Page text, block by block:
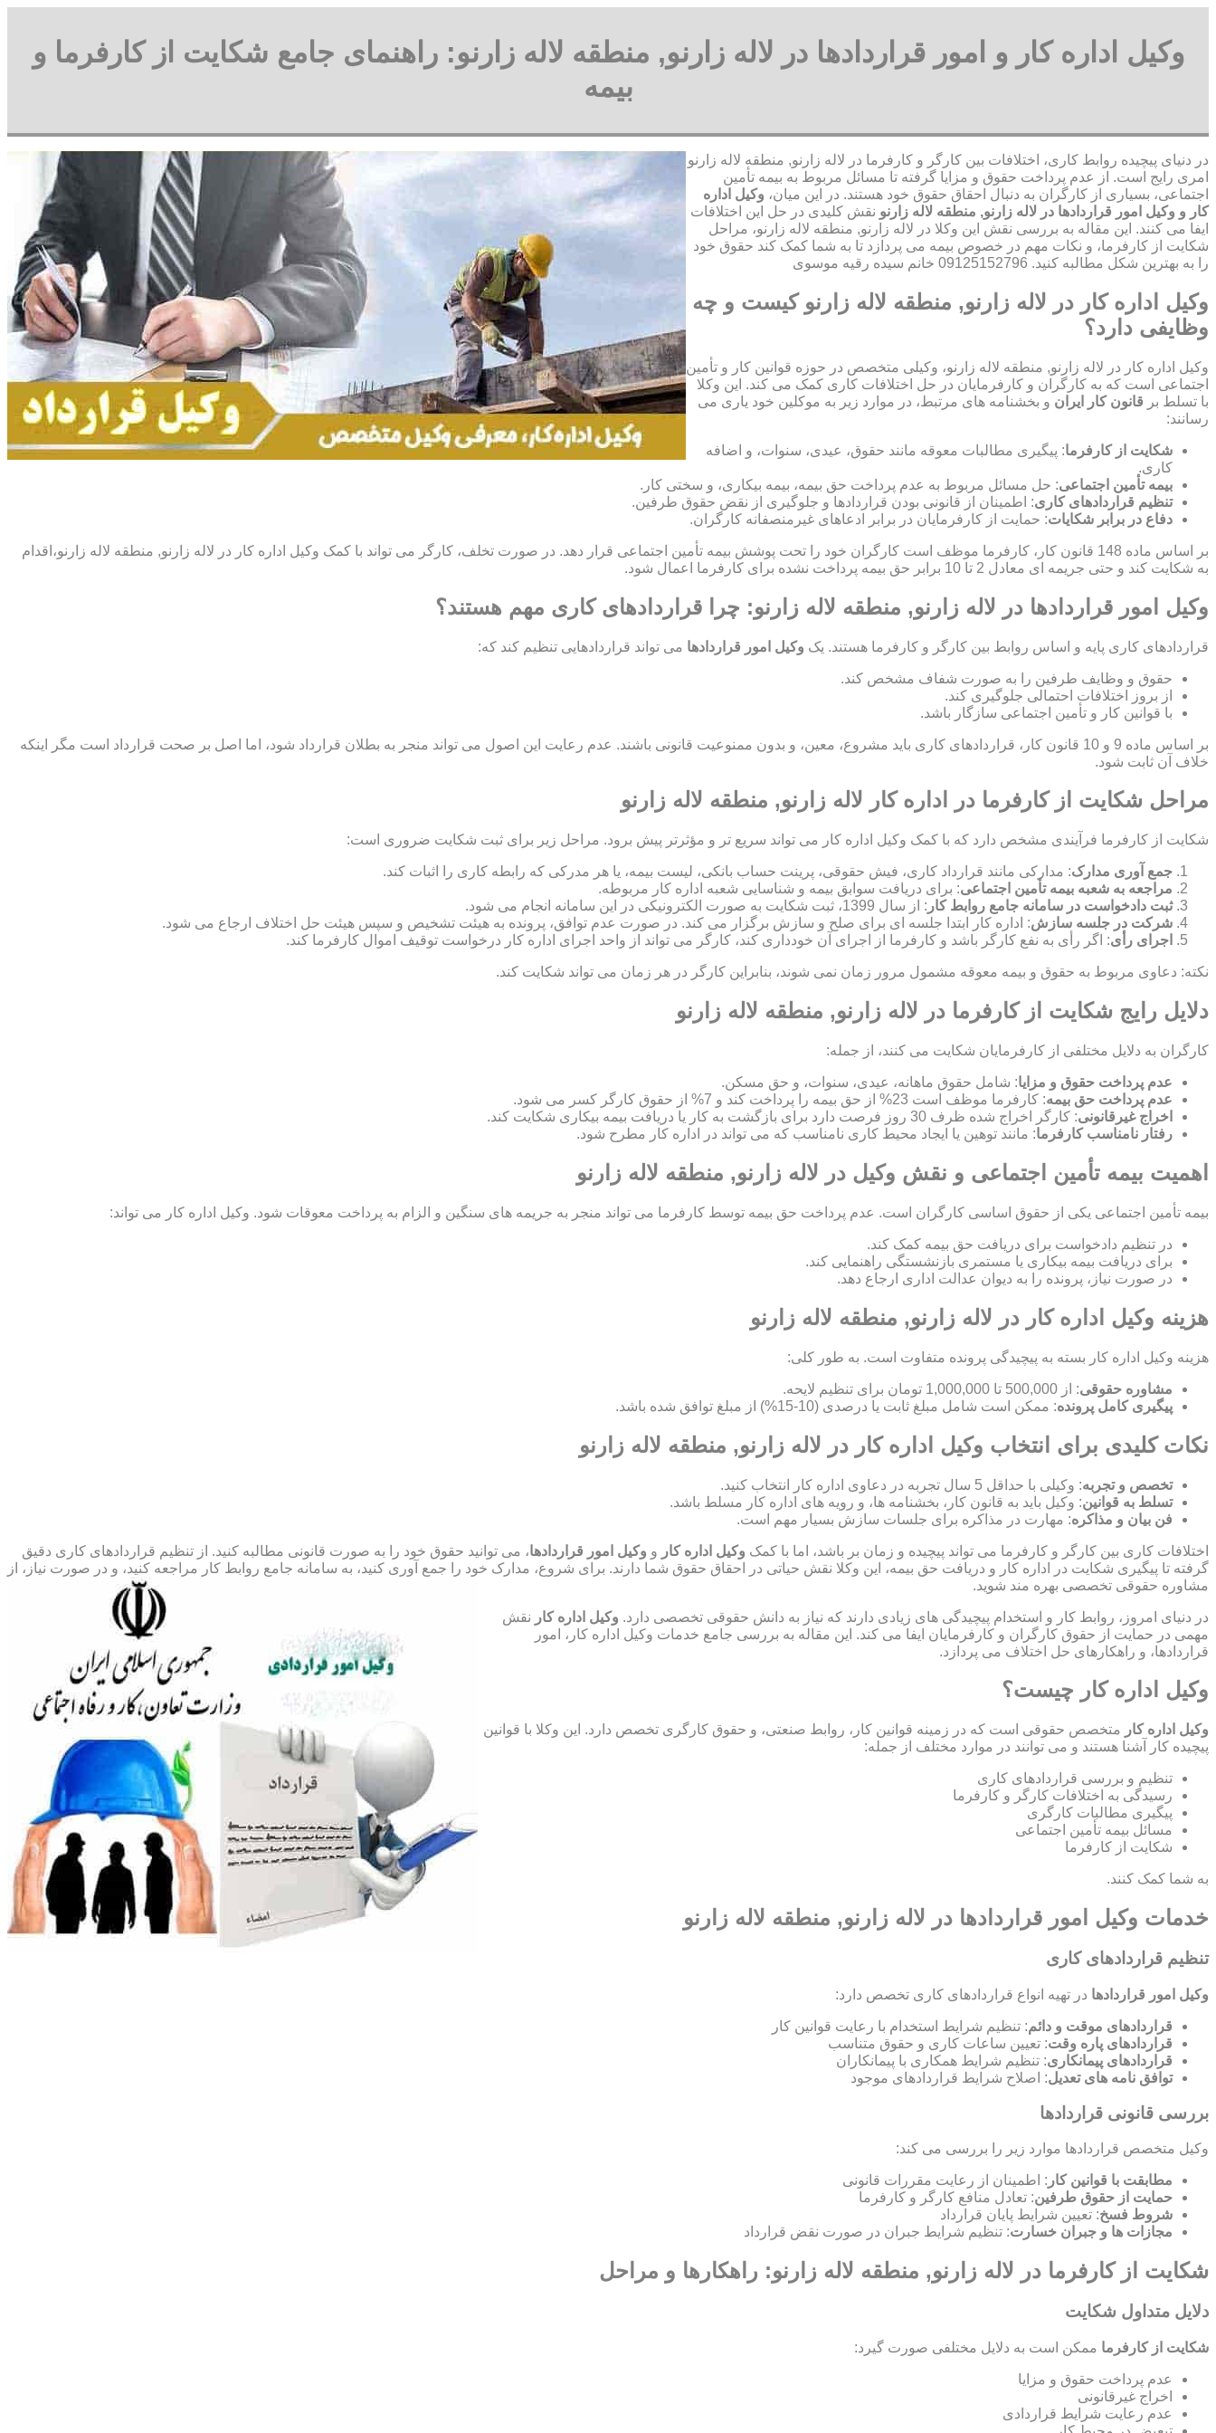
وکیل اداره کار و امور قراردادها در لاله زارنو, منطقه لاله زارنو: راهنمای جامع شکایت از کارفرما و
بیمه
در دنیای پیچیده روابط کاری، اختلافات بین کارگر و کارفرما در لاله زارنو, منطقه لاله زارنو
امری رایج است. از عدم پرداخت حقوق و مزایا گرفته تا مسائل مربوط به بیمه تأمین
اجتماعی، بسیاری از کارگران به دنبال احقاق حقوق خود هستند. در این میان، وکیل اداره
کار و وکیل امور قراردادها در لاله زارنو, منطقه لاله زارنو نقش کلیدی در حل این اختلافات
ایفا می کنند. این مقاله به بررسی نقش این وکلا در لاله زارنو, منطقه لاله زارنو، مراحل
شکایت از کارفرما، و نکات مهم در خصوص بیمه می پردازد تا به شما کمک کند حقوق خود
را به بهترین شکل مطالبه کنید. 09125152796 خانم سیده رقیه موسوی
وکیل اداره کار در لاله زارنو, منطقه لاله زارنو کیست و چه
وظایفی دارد؟
وکیل اداره کار در لاله زارنو, منطقه لاله زارنو، وکیلی متخصص در حوزه قوانین کار و تأمین
اجتماعی است که به کارگران و کارفرمایان در حل اختلافات کاری کمک می کند. این وکلا
با تسلط بر قانون کار ایران و بخشنامه های مرتبط، در موارد زیر به موکلین خود یاری می
رسانند:
شکایت از کارفرما: پیگیری مطالبات معوقه مانند حقوق، عیدی، سنوات، و اضافه
کاری.
بیمه تأمین اجتماعی: حل مسائل مربوط به عدم پرداخت حق بیمه، بیمه بیکاری، و سختی کار.
تنظیم قراردادهای کاری: اطمینان از قانونی بودن قراردادها و جلوگیری از نقض حقوق طرفین.
دفاع در برابر شکایات: حمایت از کارفرمایان در برابر ادعاهای غیرمنصفانه کارگران.
بر اساس ماده 148 قانون کار، کارفرما موظف است کارگران خود را تحت پوشش بیمه تأمین اجتماعی قرار دهد. در صورت تخلف، کارگر می تواند با کمک وکیل اداره کار در لاله زارنو, منطقه لاله زارنو،اقدام
به شکایت کند و حتی جریمه ای معادل 2 تا 10 برابر حق بیمه پرداخت نشده برای کارفرما اعمال شود.
وکیل امور قراردادها در لاله زارنو, منطقه لاله زارنو: چرا قراردادهای کاری مهم هستند؟
قراردادهای کاری پایه و اساس روابط بین کارگر و کارفرما هستند. یک وکیل امور قراردادها می تواند قراردادهایی تنظیم کند که:
حقوق و وظایف طرفین را به صورت شفاف مشخص کند.
از بروز اختلافات احتمالی جلوگیری کند.
با قوانین کار و تأمین اجتماعی سازگار باشد.
بر اساس ماده 9 و 10 قانون کار، قراردادهای کاری باید مشروع، معین، و بدون ممنوعیت قانونی باشند. عدم رعایت این اصول می تواند منجر به بطلان قرارداد شود، اما اصل بر صحت قرارداد است مگر اینکه
خلاف آن ثابت شود.
مراحل شکایت از کارفرما در اداره کار لاله زارنو, منطقه لاله زارنو
شکایت از کارفرما فرآیندی مشخص دارد که با کمک وکیل اداره کار می تواند سریع تر و مؤثرتر پیش برود. مراحل زیر برای ثبت شکایت ضروری است:
جمع آوری مدارک: مدارکی مانند قرارداد کاری، فیش حقوقی، پرینت حساب بانکی، لیست بیمه، یا هر مدرکی که رابطه کاری را اثبات کند.
مراجعه به شعبه بیمه تأمین اجتماعی: برای دریافت سوابق بیمه و شناسایی شعبه اداره کار مربوطه.
ثبت دادخواست در سامانه جامع روابط کار : از سال 1399، ثبت شکایت به صورت الکترونیکی در این سامانه انجام می شود.
شرکت در جلسه سازش: اداره کار ابتدا جلسه ای برای صلح و سازش برگزار می کند. در صورت عدم توافق، پرونده به هیئت تشخیص و سپس هیئت حل اختلاف ارجاع می شود.
اجرای رأی: اگر رأی به نفع کارگر باشد و کارفرما از اجرای آن خودداری کند، کارگر می تواند از واحد اجرای اداره کار درخواست توقیف اموال کارفرما کند.
نکته: دعاوی مربوط به حقوق و بیمه معوقه مشمول مرور زمان نمی شوند، بنابراین کارگر در هر زمان می تواند شکایت کند.
دلایل رایج شکایت از کارفرما در لاله زارنو, منطقه لاله زارنو
کارگران به دلایل مختلفی از کارفرمایان شکایت می کنند، از جمله:
عدم پرداخت حقوق و مزایا: شامل حقوق ماهانه، عیدی، سنوات، و حق مسکن.
عدم پرداخت حق بیمه: کارفرما موظف است 23% از حق بیمه را پرداخت کند و 7% از حقوق کارگر کسر می شود.
اخراج غیرقانونی: کارگر اخراج شده ظرف 30 روز فرصت دارد برای بازگشت به کار یا دریافت بیمه بیکاری شکایت کند.
رفتار نامناسب کارفرما: مانند توهین یا ایجاد محیط کاری نامناسب که می تواند در اداره کار مطرح شود.
اهمیت بیمه تأمین اجتماعی و نقش وکیل در لاله زارنو, منطقه لاله زارنو
بیمه تأمین اجتماعی یکی از حقوق اساسی کارگران است. عدم پرداخت حق بیمه توسط کارفرما می تواند منجر به جریمه های سنگین و الزام به پرداخت معوقات شود. وکیل اداره کار می تواند:
در تنظیم دادخواست برای دریافت حق بیمه کمک کند.
برای دریافت بیمه بیکاری یا مستمری بازنشستگی راهنمایی کند.
در صورت نیاز، پرونده را به دیوان عدالت اداری ارجاع دهد.
هزینه وکیل اداره کار در لاله زارنو, منطقه لاله زارنو
هزینه وکیل اداره کار بسته به پیچیدگی پرونده متفاوت است. به طور کلی:
مشاوره حقوقی: از 500,000 تا 1,000,000 تومان برای تنظیم لایحه.
پیگیری کامل پرونده: ممکن است شامل مبلغ ثابت یا درصدی (10-15%) از مبلغ توافق شده باشد.
نکات کلیدی برای انتخاب وکیل اداره کار در لاله زارنو, منطقه لاله زارنو
تخصص و تجربه: وکیلی با حداقل 5 سال تجربه در دعاوی اداره کار انتخاب کنید.
تسلط به قوانین: وکیل باید به قانون کار، بخشنامه ها، و رویه های اداره کار مسلط باشد.
فن بیان و مذاکره: مهارت در مذاکره برای جلسات سازش بسیار مهم است.
اختلافات کاری بین کارگر و کارفرما می تواند پیچیده و زمان بر باشد، اما با کمک وکیل اداره کار و وکیل امور قراردادها، می توانید حقوق خود را به صورت قانونی مطالبه کنید. از تنظیم قراردادهای کاری دقیق
گرفته تا پیگیری شکایت در اداره کار و دریافت حق بیمه، این وکلا نقش حیاتی در احقاق حقوق شما دارند. برای شروع، مدارک خود را جمع آوری کنید، به سامانه جامع روابط کار مراجعه کنید، و در صورت نیاز، از
مشاوره حقوقی تخصصی بهره مند شوید.
در دنیای امروز، روابط کار و استخدام پیچیدگی های زیادی دارند که نیاز به دانش حقوقی تخصصی دارد. وکیل اداره کار نقش
مهمی در حمایت از حقوق کارگران و کارفرمایان ایفا می کند. این مقاله به بررسی جامع خدمات وکیل اداره کار، امور
قراردادها، و راهکارهای حل اختلاف می پردازد.
وکیل اداره کار چیست؟
وکیل اداره کار متخصص حقوقی است که در زمینه قوانین کار، روابط صنعتی، و حقوق کارگری تخصص دارد. این وکلا با قوانین
پیچیده کار آشنا هستند و می توانند در موارد مختلف از جمله:
تنظیم و بررسی قراردادهای کاری
رسیدگی به اختلافات کارگر و کارفرما
پیگیری مطالبات کارگری
مسائل بیمه تأمین اجتماعی
شکایت از کارفرما
به شما کمک کنند.
خدمات وکیل امور قراردادها در لاله زارنو, منطقه لاله زارنو
تنظیم قراردادهای کاری
وکیل امور قراردادها در تهیه انواع قراردادهای کاری تخصص دارد:
قراردادهای موقت و دائم: تنظیم شرایط استخدام با رعایت قوانین کار
قراردادهای پاره وقت: تعیین ساعات کاری و حقوق متناسب
قراردادهای پیمانکاری: تنظیم شرایط همکاری با پیمانکاران
توافق نامه های تعدیل: اصلاح شرایط قراردادهای موجود
بررسی قانونی قراردادها
وکیل متخصص قراردادها موارد زیر را بررسی می کند:
مطابقت با قوانین کار : اطمینان از رعایت مقررات قانونی
حمایت از حقوق طرفین: تعادل منافع کارگر و کارفرما
شروط فسخ: تعیین شرایط پایان قرارداد
مجازات ها و جبران خسارت: تنظیم شرایط جبران در صورت نقض قرارداد
شکایت از کارفرما در لاله زارنو, منطقه لاله زارنو: راهکارها و مراحل
دلایل متداول شکایت
شکایت از کارفرما ممکن است به دلایل مختلفی صورت گیرد:
عدم پرداخت حقوق و مزایا
اخراج غیرقانونی
عدم رعایت شرایط قراردادی